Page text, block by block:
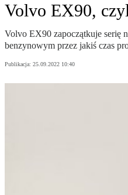
Volvo EX90,
Volvo EX90 zapoczątkuje serię
benzynowym przez jakiś czas
Publikacja: 25.09.2022 10:40